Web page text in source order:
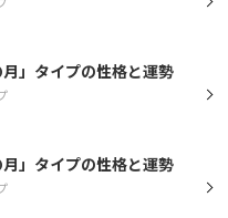
」タイプの性格と運勢
」タイプの性格と運勢